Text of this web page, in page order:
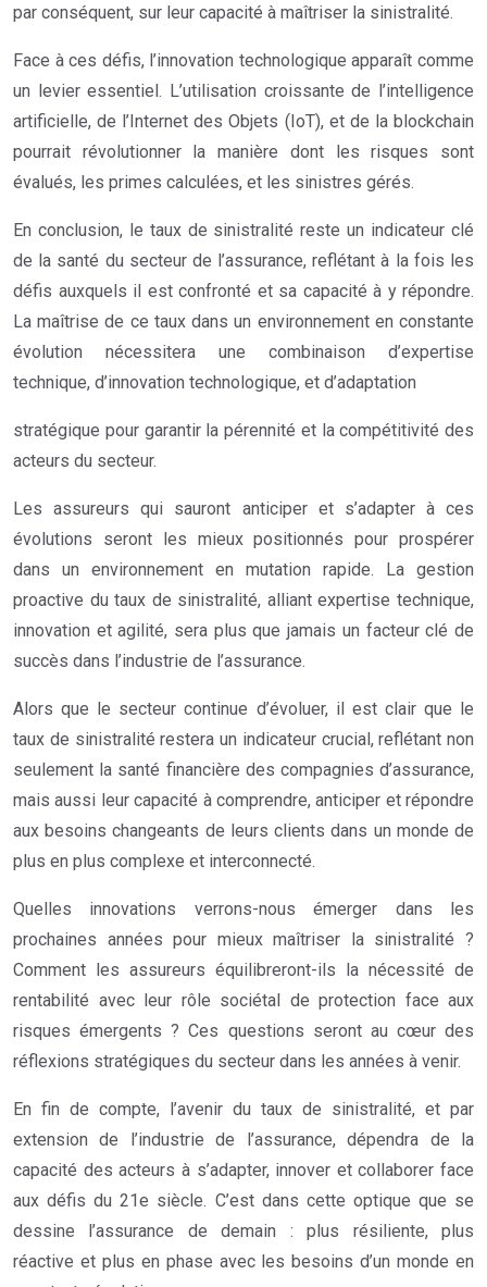
par conséquent, sur leur capacité à maîtriser la sinistralité.
Face à ces défis, l’innovation technologique apparaît comme
un levier essentiel. L’utilisation croissante de l’intelligence
artificielle, de l’Internet des Objets (IoT), et de la blockchain
pourrait révolutionner la manière dont les risques sont
évalués, les primes calculées, et les sinistres gérés.
En conclusion, le taux de sinistralité reste un indicateur clé
de la santé du secteur de l’assurance, reflétant à la fois les
défis auxquels il est confronté et sa capacité à y répondre.
La maîtrise de ce taux dans un environnement en constante
évolution nécessitera une combinaison d’expertise
technique, d’innovation technologique, et d’adaptation
stratégique pour garantir la pérennité et la compétitivité des
acteurs du secteur.
Les assureurs qui sauront anticiper et s’adapter à ces
évolutions seront les mieux positionnés pour prospérer
dans un environnement en mutation rapide. La gestion
proactive du taux de sinistralité, alliant expertise technique,
innovation et agilité, sera plus que jamais un facteur clé de
succès dans l’industrie de l’assurance.
Alors que le secteur continue d’évoluer, il est clair que le
taux de sinistralité restera un indicateur crucial, reflétant non
seulement la santé financière des compagnies d’assurance,
mais aussi leur capacité à comprendre, anticiper et répondre
aux besoins changeants de leurs clients dans un monde de
plus en plus complexe et interconnecté.
Quelles innovations verrons-nous émerger dans les
prochaines années pour mieux maîtriser la sinistralité ?
Comment les assureurs équilibreront-ils la nécessité de
rentabilité avec leur rôle sociétal de protection face aux
risques émergents ? Ces questions seront au cœur des
réflexions stratégiques du secteur dans les années à venir.
En fin de compte, l’avenir du taux de sinistralité, et par
extension de l’industrie de l’assurance, dépendra de la
capacité des acteurs à s’adapter, innover et collaborer face
aux défis du 21e siècle. C’est dans cette optique que se
dessine l’assurance de demain : plus résiliente, plus
réactive et plus en phase avec les besoins d’un monde en